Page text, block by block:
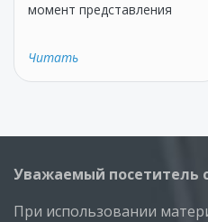
момент представления
Читать
Уважаемый посетитель
При использовании